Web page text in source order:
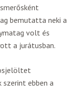
bemutatta neki a
volt és
a jurátusban.
ebben a